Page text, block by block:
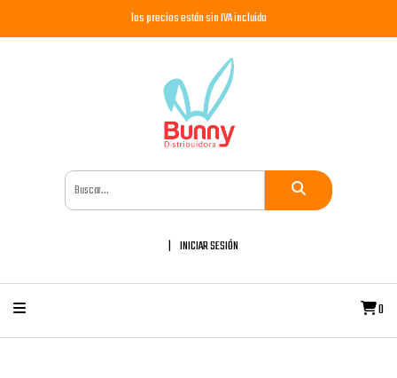
los precios están sin IVA incluido
INICIAR SESIÓN
0